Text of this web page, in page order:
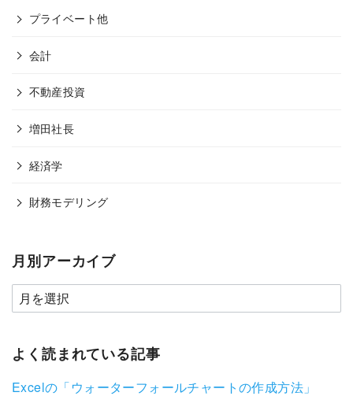
プライベート他
会計
不動産投資
増田社長
経済学
財務モデリング
月別アーカイブ
よく読まれている記事
Excelの「ウォーターフォールチャートの作成方法」